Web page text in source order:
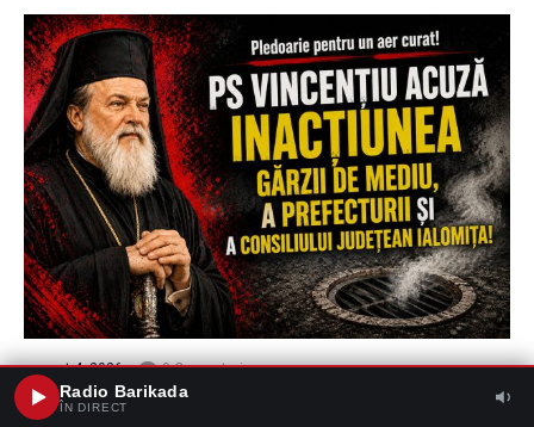
august 4, 2026 0 Comentariu
Pledoarie pentru un aer curat! PS Vincențiu
Radio Barikada
ÎN DIRECT